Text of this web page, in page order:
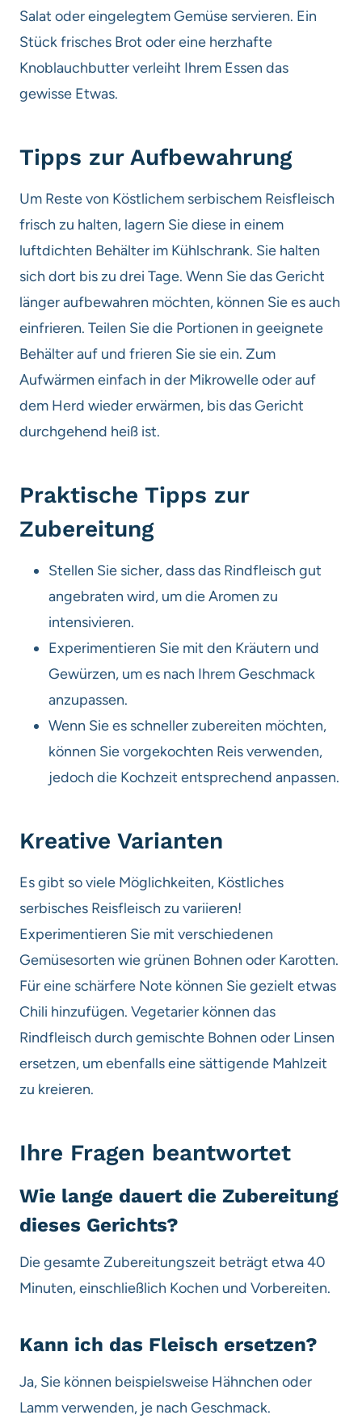
Salat oder eingelegtem Gemüse servieren. Ein
Stück frisches Brot oder eine herzhafte
Knoblauchbutter verleiht Ihrem Essen das
gewisse Etwas.
Tipps zur Aufbewahrung
Um Reste von Köstlichem serbischem Reisfleisch
frisch zu halten, lagern Sie diese in einem
luftdichten Behälter im Kühlschrank. Sie halten
sich dort bis zu drei Tage. Wenn Sie das Gericht
länger aufbewahren möchten, können Sie es auch
einfrieren. Teilen Sie die Portionen in geeignete
Behälter auf und frieren Sie sie ein. Zum
Aufwärmen einfach in der Mikrowelle oder auf
dem Herd wieder erwärmen, bis das Gericht
durchgehend heiß ist.
Praktische Tipps zur
Zubereitung
Stellen Sie sicher, dass das Rindfleisch gut
angebraten wird, um die Aromen zu
intensivieren.
Experimentieren Sie mit den Kräutern und
Gewürzen, um es nach Ihrem Geschmack
anzupassen.
Wenn Sie es schneller zubereiten möchten,
können Sie vorgekochten Reis verwenden,
jedoch die Kochzeit entsprechend anpassen.
Kreative Varianten
Es gibt so viele Möglichkeiten, Köstliches
serbisches Reisfleisch zu variieren!
Experimentieren Sie mit verschiedenen
Gemüsesorten wie grünen Bohnen oder Karotten.
Für eine schärfere Note können Sie gezielt etwas
Chili hinzufügen. Vegetarier können das
Rindfleisch durch gemischte Bohnen oder Linsen
ersetzen, um ebenfalls eine sättigende Mahlzeit
zu kreieren.
Ihre Fragen beantwortet
Wie lange dauert die Zubereitung
dieses Gerichts?
Die gesamte Zubereitungszeit beträgt etwa 40
Minuten, einschließlich Kochen und Vorbereiten.
Kann ich das Fleisch ersetzen?
Ja, Sie können beispielsweise Hähnchen oder
Lamm verwenden, je nach Geschmack.